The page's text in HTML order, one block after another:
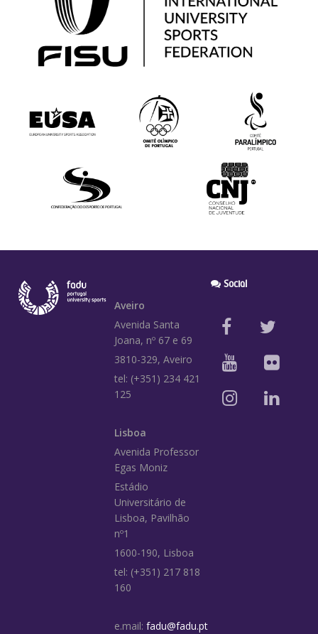
Aveiro
Avenida Santa
Joana, nº 67 e 69
3810-329, Aveiro
tel: (+351) 234 421
125
Lisboa
Avenida Professor
Egas Moniz
Estádio
Universitário de
Lisboa, Pavilhão
nº1
1600-190, Lisboa
tel: (+351) 217 818
160
e.mail: fadu@fadu.pt
Social